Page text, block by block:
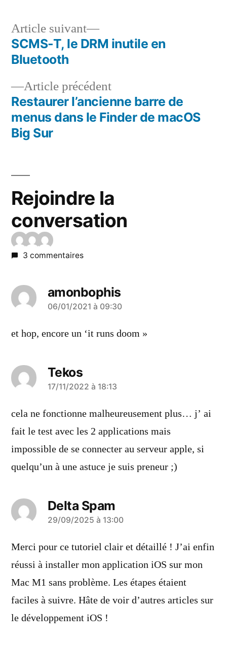
Navigation
l’article
Article précédentArticle
précédent :
Restaurer l’ancienne barre de
menus dans le Finder de macOS
Big Sur
Article suivant
Article
suivant :
SCMS-T, le DRM inutile en
Bluetooth
Rejoindre la
conversation
3 commentaires
amonbophis
a
dit :
06/01/2021 à 09:30
et hop, encore un ‘it runs doom »
Tekos
a
dit :
17/11/2022 à 18:13
cela ne fonctionne malheureusement plus… j’ ai
fait le test avec les 2 applications mais
impossible de se connecter au serveur apple, si
quelqu’un à une astuce je suis preneur ;)
Delta Spam
a
dit :
29/09/2025 à 13:00
Merci pour ce tutoriel clair et détaillé ! J’ai enfin
réussi à installer mon application iOS sur mon
Mac M1 sans problème. Les étapes étaient
faciles à suivre. Hâte de voir d’autres articles sur
le développement iOS !